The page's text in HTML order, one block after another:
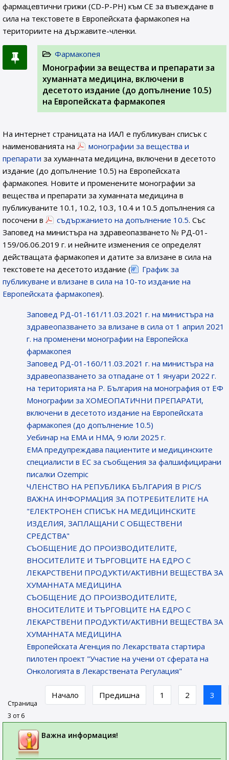
фармацевтични грижи (CD-P-PH) към СЕ за въвеждане в
сила на текстовете в Европейската фармакопея на
териториите на държавите-членки.
Фармакопея
Монографии за вещества и препарати за
хуманната медицина, включени в
десетото издание (до допълнение 10.5)
на Европейската фармакопея
На интернет страницата на ИАЛ e публикуван списък с
наименованията на
монографии за вещества и
препарати за хуманната медицина, включени в десетото
издание (до допълнение 10.5) на Европейската
фармакопея. Новите и променените монографии за
вещества и препарати за хуманната медицина в
публикуваните 10.1, 10.2, 10.3, 10.4 и 10.5 допълнения са
посочени в
съдържанието на допълнение 10.5. Със
Заповед на министъра на здравеопазването № РД-01-
159/06.06.2019 г. и нейните изменения се определят
действащата фармакопея и датите за влизане в сила на
текстовете на десетото издание (
График за
публикуване и влизане в сила на 10-то издание на
Европейската фармакопея).
Заповед РД-01-161/11.03.2021 г. на министъра на
здравеопазването за влизане в сила от 1 април 2021
г. на променени монографии на Европейска
фармакопея
Заповед РД-01-160/11.03.2021 г. на министъра на
здравеопазването за отпадане от 1 януари 2022 г.
на територията на Р. България на монография от ЕФ
Монографии за ХОМЕОПАТИЧНИ ПРЕПАРАТИ,
включени в десетото издание на Европейската
фармакопея (до допълнение 10.5)
Уебинар на ЕМА и НМА, 9 юли 2025 г.
EMA предупреждава пациентите и медицинските
специалисти в ЕС за съобщения за фалшифицирани
писалки Ozempic
ЧЛЕНСТВО НА РЕПУБЛИКА БЪЛГАРИЯ В PIC/S
ВАЖНА ИНФОРМАЦИЯ ЗА ПОТРЕБИТЕЛИТЕ НА
"ЕЛЕКТРОНЕН СПИСЪК НА МЕДИЦИНСКИТЕ
ИЗДЕЛИЯ, ЗАПЛАЩАНИ С ОБЩЕСТВЕНИ
СРЕДСТВА"
СЪОБЩЕНИЕ ДО ПРОИЗВОДИТЕЛИТЕ,
ВНОСИТЕЛИТЕ И ТЪРГОВЦИТЕ НА ЕДРО С
ЛЕКАРСТВЕНИ ПРОДУКТИ/АКТИВНИ ВЕЩЕСТВА ЗА
ХУМАННАТА МЕДИЦИНА
СЪОБЩЕНИЕ ДО ПРОИЗВОДИТЕЛИТЕ,
ВНОСИТЕЛИТЕ И ТЪРГОВЦИТЕ НА ЕДРО С
ЛЕКАРСТВЕНИ ПРОДУКТИ/АКТИВНИ ВЕЩЕСТВА ЗА
ХУМАННАТА МЕДИЦИНА
Европейската Агенция по Лекарствата стартира
пилотен проект "Участие на учени от сферата на
Онкологията в Лекарствената Регулация"
Страница
3 от 6
Начало Предишна 1 2 3
Важна информация!